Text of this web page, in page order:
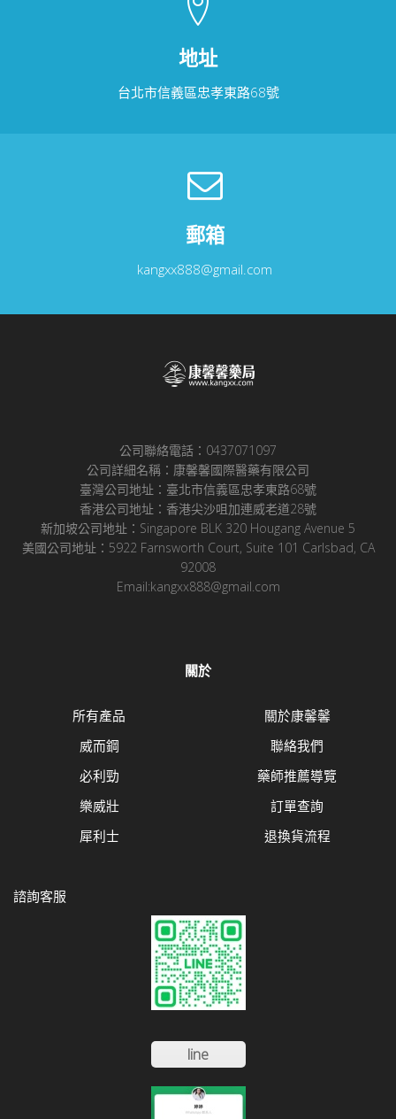
地址
台北市信義區忠孝東路68號
郵箱
kangxx888@gmail.com
公司聯絡電話：0437071097
公司詳細名稱：康馨馨國際醫藥有限公司
臺灣公司地址：臺北市信義區忠孝東路68號
香港公司地址：香港尖沙咀加連威老道28號
新加坡公司地址：Singapore BLK 320 Hougang Avenue 5
美國公司地址：5922 Farnsworth Court, Suite 101 Carlsbad, CA
92008
Email:kangxx888@gmail.com
關於
所有產品
威而鋼
必利勁
樂威壯
犀利士
關於康馨馨
聯絡我們
藥師推薦導覽
訂單查詢
退換貨流程
諮詢客服
line